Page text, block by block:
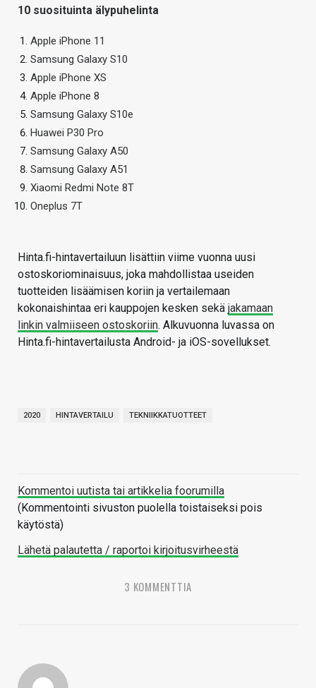
10 suosituinta älypuhelinta
Apple iPhone 11
Samsung Galaxy S10
Apple iPhone XS
Apple iPhone 8
Samsung Galaxy S10e
Huawei P30 Pro
Samsung Galaxy A50
Samsung Galaxy A51
Xiaomi Redmi Note 8T
Oneplus 7T
Hinta.fi-hintavertailuun lisättiin viime vuonna uusi
ostoskoriominaisuus, joka mahdollistaa useiden
tuotteiden lisäämisen koriin ja vertailemaan
kokonaishintaa eri kauppojen kesken sekä jakamaan
linkin valmiiseen ostoskoriin. Alkuvuonna luvassa on
Hinta.fi-hintavertailusta Android- ja iOS-sovellukset.
2020 HINTAVERTAILU TEKNIIKKATUOTTEET
Kommentoi uutista tai artikkelia foorumilla
(Kommentointi sivuston puolella toistaiseksi pois
käytöstä)
Lähetä palautetta / raportoi kirjoitusvirheestä
3 KOMMENTTIA